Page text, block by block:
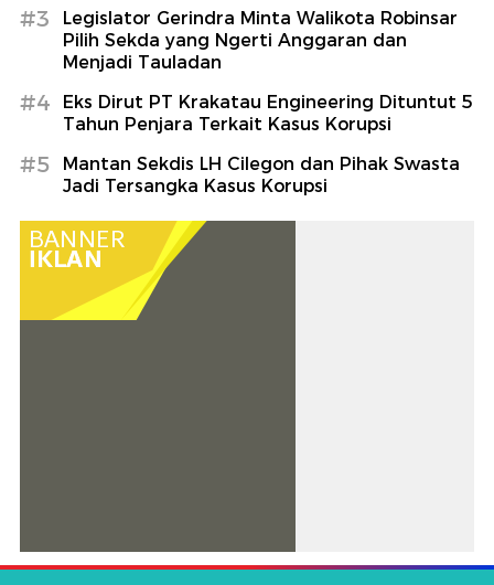
#3
Legislator Gerindra Minta Walikota Robinsar
Pilih Sekda yang Ngerti Anggaran dan
Menjadi Tauladan
#4
Eks Dirut PT Krakatau Engineering Dituntut 5
Tahun Penjara Terkait Kasus Korupsi
#5
Mantan Sekdis LH Cilegon dan Pihak Swasta
Jadi Tersangka Kasus Korupsi